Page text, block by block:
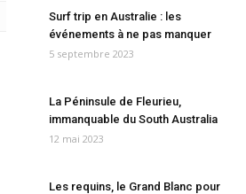
Surf trip en Australie : les
événements à ne pas manquer
5 septembre 2023
La Péninsule de Fleurieu,
immanquable du South Australia
12 mai 2023
Les requins, le Grand Blanc pour